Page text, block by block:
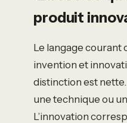
produit
Le langage courant
invention et
distinction est
une technique ou
L’innovation